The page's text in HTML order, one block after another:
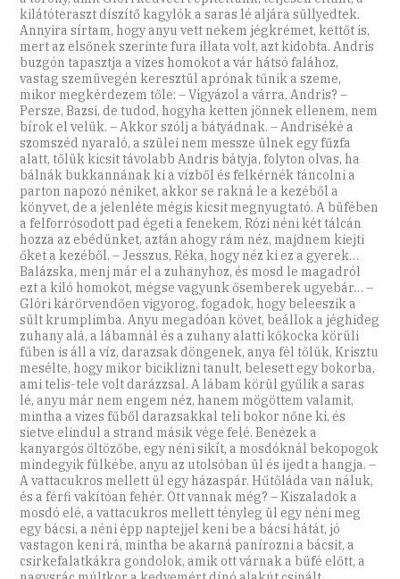
kilátóteraszt díszítő kagylók a saras lé aljára süllyedtek.
Annyira sírtam, hogy anyu vett nekem jégkrémet, kettőt is,
mert az elsőnek szerinte fura illata volt, azt kidobta. Andris
buzgón tapasztja a vizes homokot a vár hátsó falához,
vastag szemüvegén keresztül aprónak tűnik a szeme,
mikor megkérdezem tőle: – Vigyázol a várra, Andris? –
Persze, Bazsi, de tudod, hogyha ketten jönnek ellenem, nem
bírok el velük. – Akkor szólj a bátyádnak. – Andriséké a
szomszéd nyaraló, a szülei nem messze ülnek egy fűzfa
alatt, tőlük kicsit távolabb Andris bátyja, folyton olvas, ha
bálnák bukkannának ki a vízből és felkérnék táncolni a
parton napozó néniket, akkor se rakná le a kezéből a
könyvet, de a jelenléte mégis kicsit megnyugtató. A büfében
a felforrósodott pad égeti a fenekem, Rózi néni két tálcán
hozza az ebédünket, aztán ahogy rám néz, majdnem kiejti
őket a kezéből. – Jesszus, Réka, hogy néz ki ez a gyerek…
Balázska, menj már el a zuhanyhoz, és mosd le magadról
ezt a kiló homokot, mégse vagyunk ősemberek ugyebár… –
Glóri kárörvendően vigyorog, fogadok, hogy beleeszik a
sült krumplimba. Anyu megadóan követ, beállok a jéghideg
zuhany alá, a lábamnál és a zuhany alatti kőkocka körüli
fűben is áll a víz, darazsak döngenek, anya fél tőlük, Krisztu
mesélte, hogy mikor biciklizni tanult, belesett egy bokorba,
ami telis-tele volt darázzsal. A lábam körül gyűlik a saras
lé, anyu már nem engem néz, hanem mögöttem valamit,
mintha a vizes fűből darazsakkal teli bokor nőne ki, és
sietve elindul a strand másik vége felé. Benézek a
kanyargós öltözőbe, egy néni sikít, a mosdóknál bekopogok
mindegyik fülkébe, anyu az utolsóban ül és ijedt a hangja. –
A vattacukros mellett ül egy házaspár. Hűtőláda van náluk,
és a férfi vakítóan fehér. Ott vannak még? – Kiszaladok a
mosdó elé, a vattacukros mellett tényleg ül egy néni meg
egy bácsi, a néni épp naptejjel keni be a bácsi hátát, jó
vastagon keni rá, mintha be akarná panírozni a bácsit, a
csirkefalatkákra gondolok, amik ott várnak a büfé előtt, a